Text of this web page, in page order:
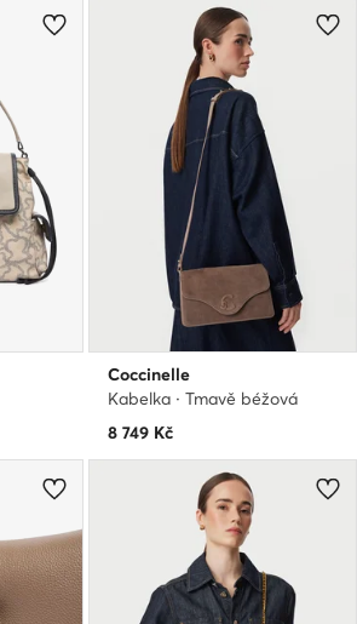
Coccinelle
Kabelka · Tmavě béžová
8 749 Kč